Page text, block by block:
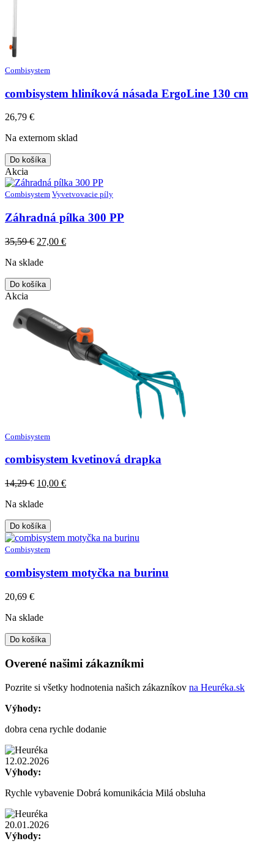
Combisystem
combisystem hliníková násada ErgoLine 130 cm
26,79 €
Na externom sklad
Do košíka
Akcia
Combisystem Vyvetvovacie píly
Záhradná pílka 300 PP
35,59€ Original
was:
27,00 €Current
Na sklade
Do košíka
Akcia
Combisystem
combisystem kvetinová drapka
14,29€ Original
was:
10,00 €Current
Na sklade
Do košíka
Combisystem
combisystem motyčka na burinu
20,69 €
Na sklade
Do košíka
Overené našimi zákazníkmi
Pozrite si všetky hodnotenia našich zákazníkov na Heuréka.sk
Výhody:
dobra cena rychle dodanie
12.02.2026
Výhody:
Rychle vybavenie Dobrá komunikácia Milá obsluha
20.01.2026
Výhody: